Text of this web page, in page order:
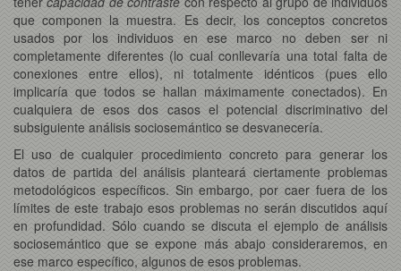
que componen la muestra. Es decir, los conceptos concretos
usados por los individuos en ese marco no deben ser ni
completamente diferentes (lo cual conllevaría una total falta de
conexiones entre ellos), ni totalmente idénticos (pues ello
implicaría que todos se hallan máximamente conectados). En
cualquiera de esos dos casos el potencial discriminativo del
subsiguiente análisis sociosemántico se desvanecería.
El uso de cualquier procedimiento concreto para generar los
datos de partida del análisis planteará ciertamente problemas
metodológicos específicos. Sin embargo, por caer fuera de los
límites de este trabajo esos problemas no serán discutidos aquí
en profundidad. Sólo cuando se discuta el ejemplo de análisis
sociosemántico que se expone más abajo consideraremos, en
ese marco específico, algunos de esos problemas.